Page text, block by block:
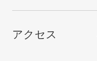
アクセス